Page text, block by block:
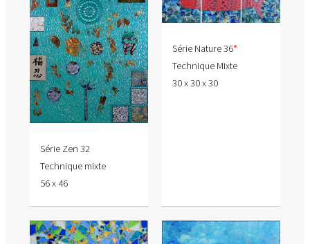
Série Zen 32
Technique mixte
56 x 46
Série Nature 36*
Technique Mixte
30 x 30 x 30